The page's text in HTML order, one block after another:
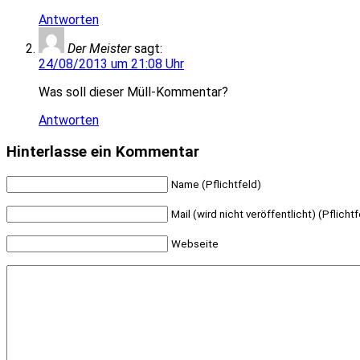
Antworten
Der Meister sagt:
24/08/2013 um 21:08 Uhr
Was soll dieser Müll-Kommentar?
Antworten
Hinterlasse ein Kommentar
Name (Pflichtfeld)
Mail (wird nicht veröffentlicht)
Webseite